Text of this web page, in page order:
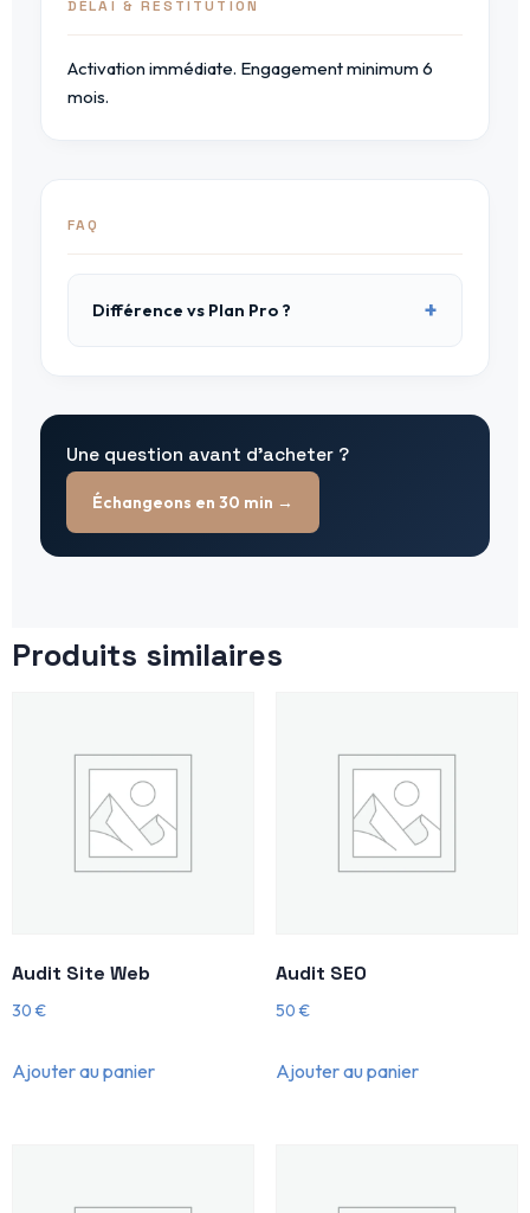
DÉLAI & RESTITUTION
Activation immédiate. Engagement minimum 6
mois.
FAQ
Différence vs Plan Pro ?
Une question avant d'acheter ?
Échangeons en 30 min →
Produits similaires
Audit Site Web
30€
Ajouter au panier
Audit SEO
50€
Ajouter au panier